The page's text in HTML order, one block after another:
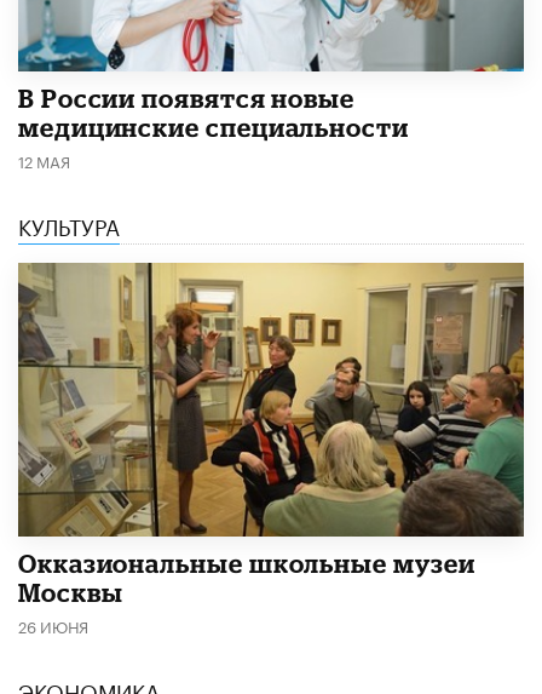
В России появятся новые
медицинские специальности
12 МАЯ
КУЛЬТУРА
​Окказиональные школьные музеи
Москвы
26 ИЮНЯ